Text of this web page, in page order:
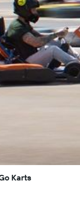
Karts